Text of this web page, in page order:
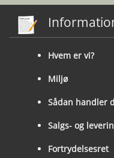
Hvem er vi?
Miljø
Sådan handler
Salgs- og
Fortrydelsesret